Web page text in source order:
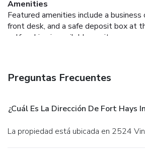
Amenities
Featured amenities include a
front desk, and a safe deposit box at
self parking is available onsite.
Preguntas Frecuentes
¿Cuál Es La Dirección De Fort Hays
La propiedad está ubicada en 2524